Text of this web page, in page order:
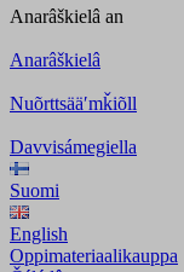
Anarâškielâ an
Anarâškielâ
Nuõrttsääʹmǩiõll
Davvisámegiella
Suomi
English
Oppimateriaalikauppa